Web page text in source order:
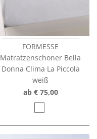
FORMESSE
Matratzenschoner Bella
Donna Clima La Piccola
weiß
ab € 75,00